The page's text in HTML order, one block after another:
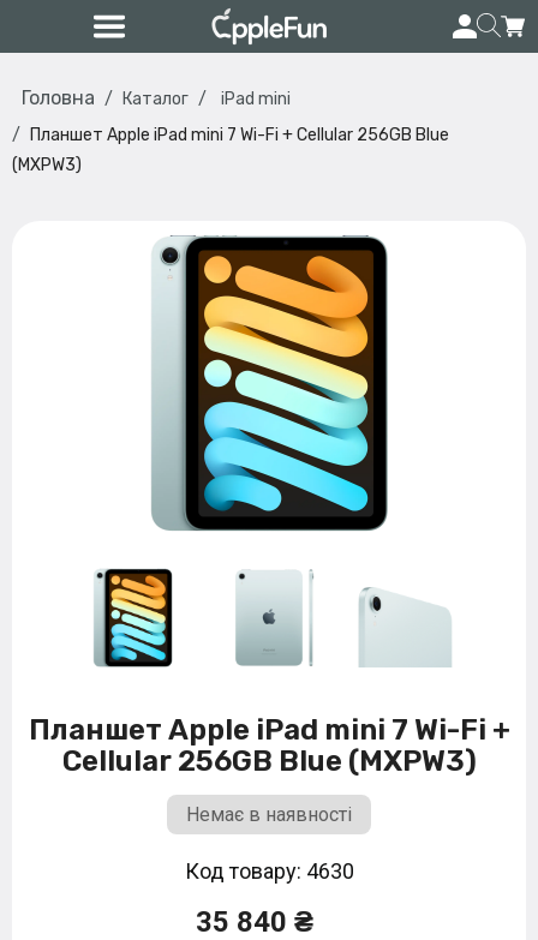
Головна Каталог
iPad mini
Планшет Apple iPad mini 7 Wi-Fi + Cellular 256GB Blue
(MXPW3)
Планшет Apple iPad mini 7 Wi-Fi +
Cellular 256GB Blue (MXPW3)
Немає в наявності
Код товару: 4630
35 840 ₴